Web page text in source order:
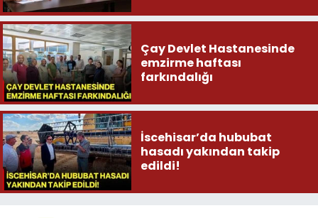
Çay Devlet Hastanesinde
emzirme haftası
farkındalığı
İscehisar’da hububat
hasadı yakından takip
edildi!